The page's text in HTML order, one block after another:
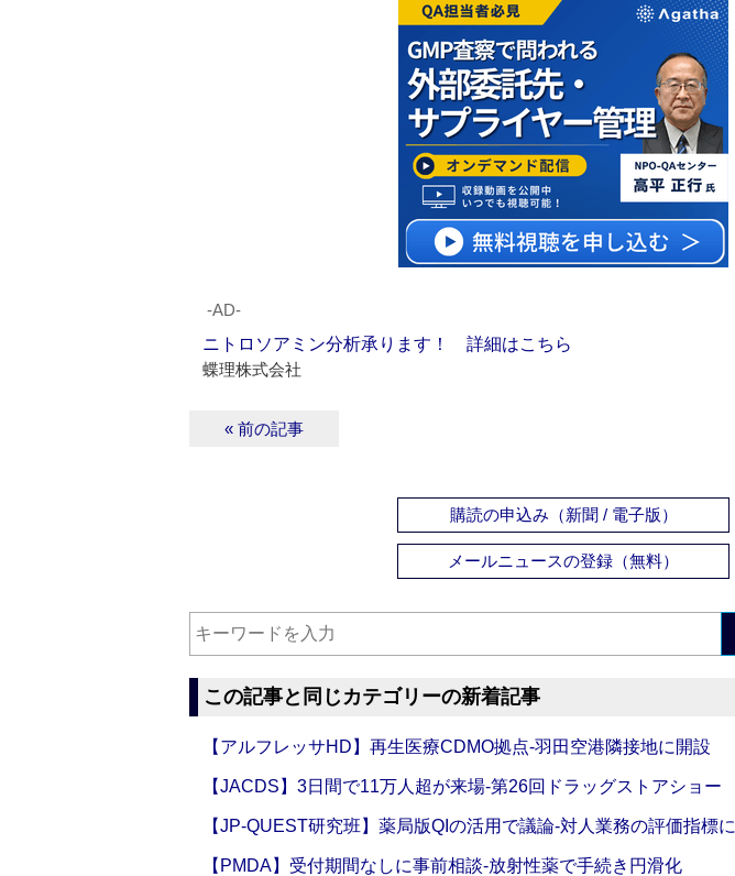
‐AD‐
ニトロソアミン分析承ります！ 詳細はこちら
蝶理株式会社
« 前の記事
購読の申込み（新聞 / 電子版）
メールニュースの登録（無料）
この記事と同じカテゴリーの新着記事
【アルフレッサHD】再生医療CDMO拠点‐羽田空港隣接地に開設
【JACDS】3日間で11万人超が来場‐第26回ドラッグストアショー
【JP-QUEST研究班】薬局版QIの活用で議論‐対人業務の評価指標に
【PMDA】受付期間なしに事前相談‐放射性薬で手続き円滑化